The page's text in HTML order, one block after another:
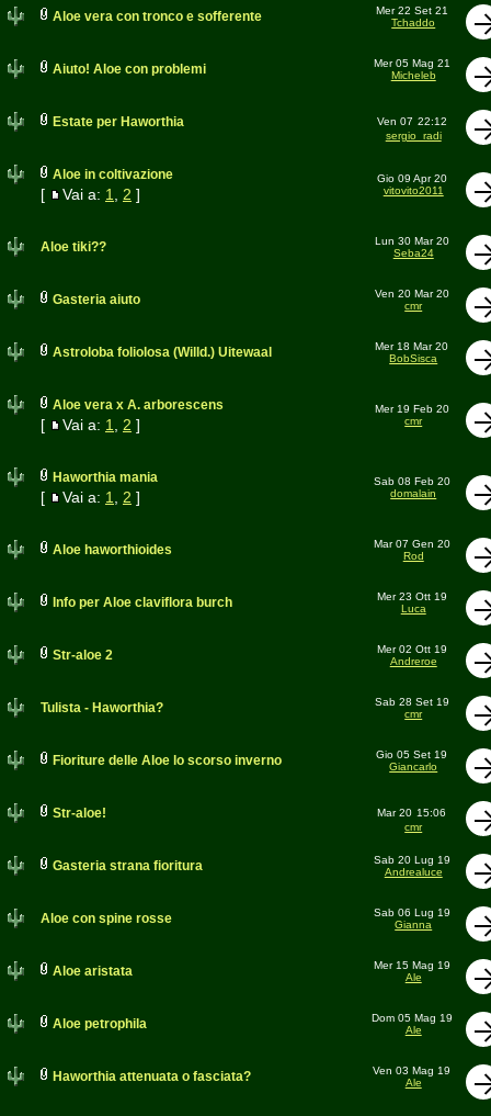
Aloe vera con tronco e sofferente
Mer 22 Set 21
Tchaddo
Aiuto! Aloe con problemi
Mer 05 Mag 21
Micheleb
Estate per Haworthia Ven 07 22:12
sergio_radi
Aloe in coltivazione
[ Vai a: 1 2 ]
Gio 09 Apr 20
vitovito2011
Aloe tiki??
Lun 30 Mar 20
Seba24
Gasteria aiuto
Ven 20 Mar 20
cmr
Astroloba foliolosa (Willd.) Uitewaal
Mer 18 Mar 20
BobSisca
Aloe vera x A. arborescens
[ Vai a: 1 2 ]
Mer 19 Feb 20
cmr
Haworthia mania
[ Vai a: 1 2 ]
Sab 08 Feb 20
domalain
Aloe haworthioides
Mar 07 Gen 20
Rod
Info per Aloe claviflora burch
Mer 23 Ott 19
Luca
Str-aloe 2
Mer 02 Ott 19
Andreroe
Tulista - Haworthia?
Sab 28 Set 19
cmr
Fioriture delle Aloe lo scorso inverno
Gio 05 Set 19
Giancarlo
Str-aloe! Mar 20 15:06
cmr
Gasteria strana fioritura
Sab 20 Lug 19
Andrealuce
Aloe con spine rosse
Sab 06 Lug 19
Gianna
Aloe aristata
Mer 15 Mag 19
Ale
Aloe petrophila
Dom 05 Mag 19
Ale
Haworthia attenuata o fasciata?
Ven 03 Mag 19
Ale